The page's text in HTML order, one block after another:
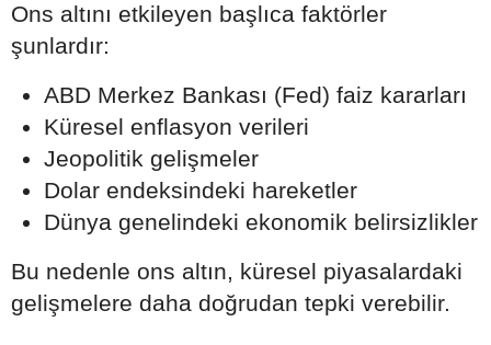
Ons altını etkileyen başlıca faktörler
şunlardır:
ABD Merkez Bankası (Fed) faiz kararları
Küresel enflasyon verileri
Jeopolitik gelişmeler
Dolar endeksindeki hareketler
Dünya genelindeki ekonomik belirsizlikler
Bu nedenle ons altın, küresel piyasalardaki
gelişmelere daha doğrudan tepki verebilir.